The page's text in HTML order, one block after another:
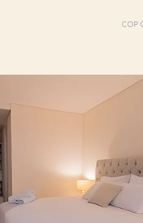
COP